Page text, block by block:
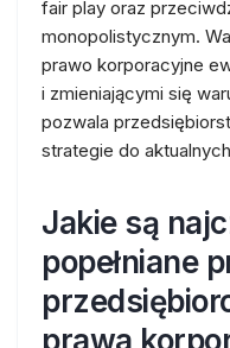
fair play oraz
monopolistycznym.
prawo korporacyjne
i zmieniającymi się
pozwala
strategie do
Jakie są
popełniane
prawa